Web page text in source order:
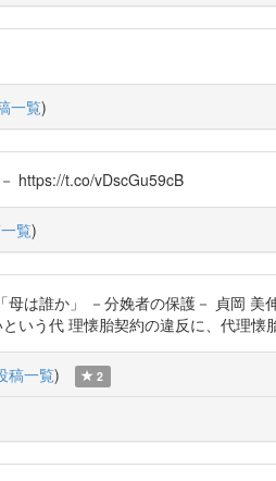
一覧)
https://t.co/vDscGu59cB
覧)
は誰か」 －分娩者の保護－ 貞岡
いう代 理懐胎契約の違反に、代理懐
稿一覧) 2